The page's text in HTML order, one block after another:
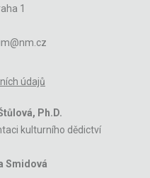
1
údajů
Ph.D.
kulturního dědictví
Smidová